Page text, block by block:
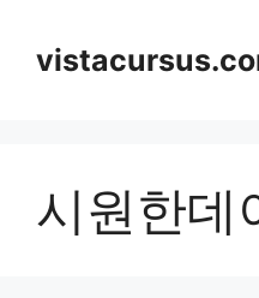
content
시원한데